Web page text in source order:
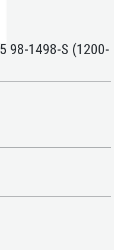
98-1498-S (1200-